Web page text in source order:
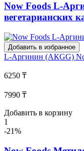
Now Foods L-
вегетарианских
Добавить в избранное
L-Аргинин (АКGG)
6250 ₸
7990 ₸
Добавить в корзину
1
-21%